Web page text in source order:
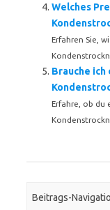
Welches
Erfahren Sie,
Brauche
Erfahre, ob du
Beitrags-